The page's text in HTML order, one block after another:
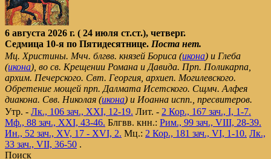
6 августа 2026 г. ( 24 июля ст.ст.), четверг.
Седмица 10-я по Пятидесятнице. Поста нет.
Мц. Христины. Мчч. блгвв. князей Бориса (икона) и Глеба
(икона), во св. Крещении Романа и Давида. Прп. Поликарпа,
архим. Печерского. Свт. Георгия, архиеп. Могилевского.
Обретение мощей прп. Далмата Исетского. Сщмч. Алфея
диакона. Свв. Николая (икона) и Иоанна испп., пресвитеров.
Утр. - Лк., 106 зач., XXI, 12-19. Лит. - 2 Кор., 167 зач., I, 1-7.
Мф., 88 зач., XXI, 43-46. Блгвв. кнн.: Рим., 99 зач., VIII, 28-39.
Ин., 52 зач., XV, 17 - XVI, 2. Мц.: 2 Кор., 181 зач., VI, 1-10. Лк.,
33 зач., VII, 36-50 .
Поиск